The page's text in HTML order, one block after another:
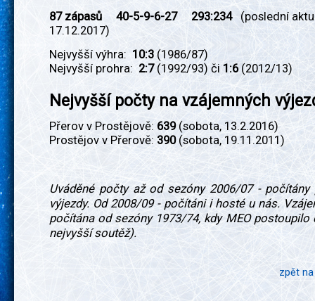
87 zápasů 40-5-9-6-27 293:234 (poslední
17.12.2017)
Nejvyšší výhra: 10:3(1986/87)
Nejvyšší prohra: 2:7(1992/93) či 1:6(2012/13)
Nejvyšší počty na vzájemných
Přerov v Prostějově: 639(sobota, 13.2.2016)
Prostějov v Přerově: 390(sobota, 19.11.2011)
Uváděné počty až od sezóny 2006/07 - počítány
výjezdy. Od 2008/09 - počítáni i hosté u nás.
počítána od sezóny 1973/74, kdy MEO postoupilo
nejvyšší soutěž).
zpět